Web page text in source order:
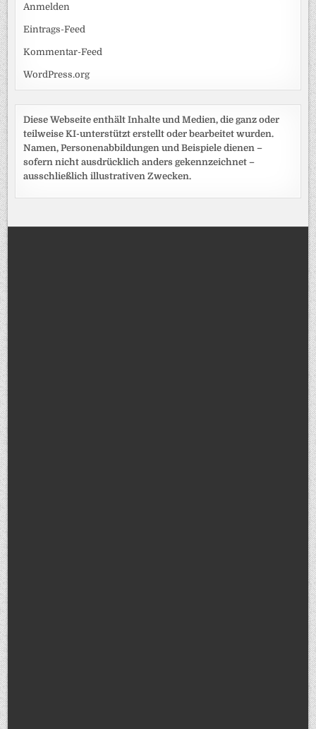
Anmelden
Eintrags-Feed
Kommentar-Feed
WordPress.org
Diese Webseite enthält Inhalte und Medien, die ganz oder
teilweise KI-unterstützt erstellt oder bearbeitet wurden.
Namen, Personenabbildungen und Beispiele dienen –
sofern nicht ausdrücklich anders gekennzeichnet –
ausschließlich illustrativen Zwecken.